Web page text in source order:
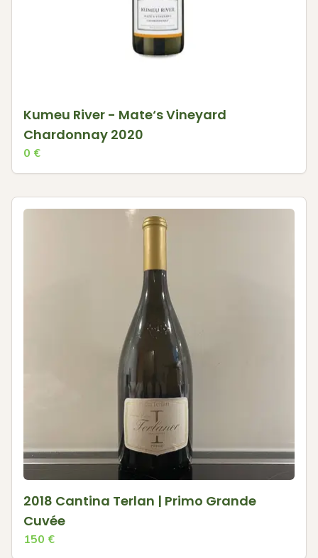
Kumeu River - Mate‘s Vineyard
Chardonnay 2020
0 €
2018 Cantina Terlan | Primo Grande
Cuvée
150 €